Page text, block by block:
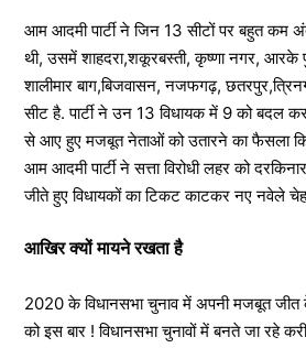
आम आदमी पार्टी ने जिन 13 सीटों पर बहुत कम
थी, उसमें शाहदरा,शकूरबस्ती, कृष्णा नगर, आरके
शालीमार बाग,बिजवासन, नजफगढ़,
सीट है. पार्टी ने उन 13 विधायक में 9 को बदल
से आए हुए मजबूत नेताओं को उतारने का फैसला
आम आदमी पार्टी ने सत्ता विरोधी लहर को
जीते हुए विधायकों का टिकट काटकर नए नवेले
आखिर क्यों मायने रखता है
2020 के विधानसभा चुनाव में अपनी मजबूत जीत
को इस बार ! विधानसभा चुनावों में बनते जा रहे